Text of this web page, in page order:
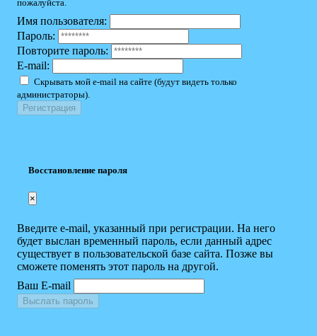
пожалуйста.
Имя пользователя:
Пароль:
Повторите пароль:
E-mail:
Скрывать мой e-mail на сайте (будут видеть только
администраторы).
Восстановление пароля
×
Введите e-mail, указанный при регистрации. На него
будет выслан временный пароль, если данный адрес
существует в пользовательской базе сайта. Позже вы
сможете поменять этот пароль на другой.
Ваш E-mail
Выслать пароль